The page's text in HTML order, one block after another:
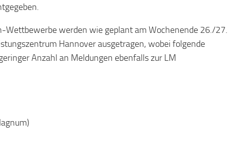
Wettbewerbe werden wie geplant am Wochenende 26./27.
Hannover ausgetragen, wobei folgende
Anzahl an Meldungen ebenfalls zur LM